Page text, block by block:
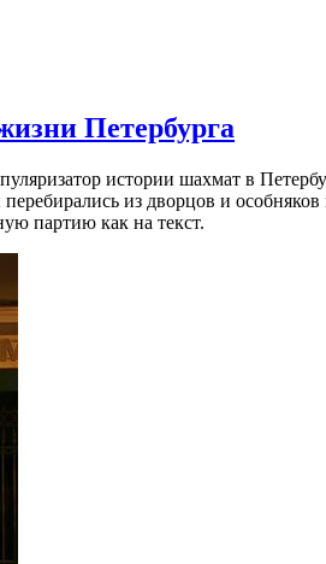
Петербурга
истории шахмат в
из дворцов и
партию как на текст.